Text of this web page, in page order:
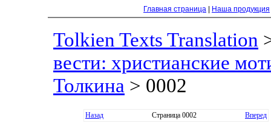
Главная страница Наша продукция
Tolkien Texts Translation
вести: христианские
Толкина > 0002
Назад Страница 0002 Вперед